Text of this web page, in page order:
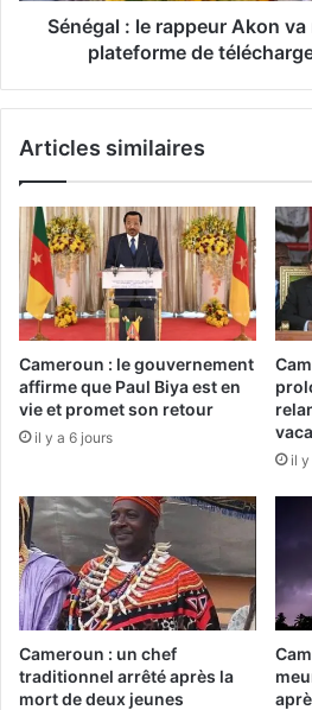
Sénégal : le rappeur Akon
plateforme de
Articles similaires
Cameroun : le gouvernement
affirme que Paul Biya est en
vie et promet son retour
il y a 6 jours
il y
Cameroun : un chef
traditionnel arrêté après la
mort de deux jeunes